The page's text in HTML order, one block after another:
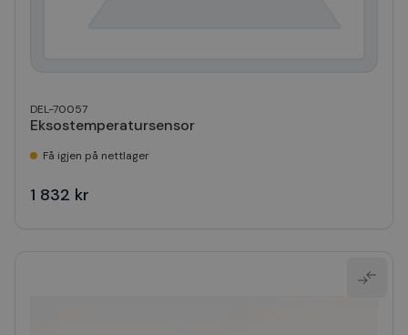
DEL-70057
Eksostemperatursensor
Få igjen på nettlager
1 832 kr